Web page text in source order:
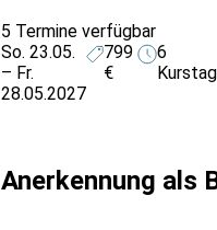
5 Termine verfügbar
So. 23.05.
– Fr.
28.05.2027
799
€
6
Anerkennung als